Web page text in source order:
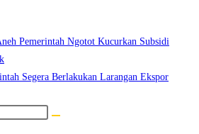
Pemerintah Ngotot Kucurkan Subsidi
Segera Berlakukan Larangan Ekspor